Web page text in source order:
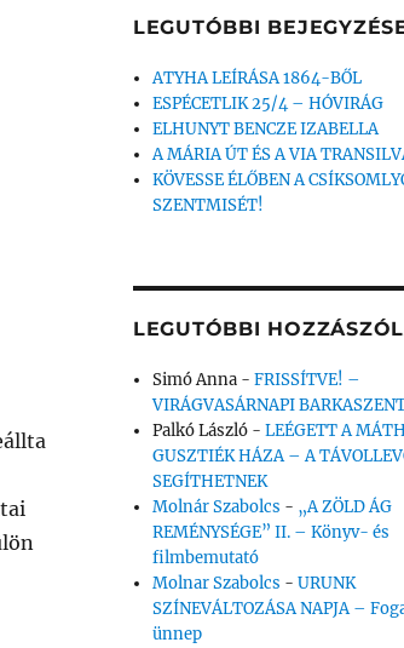
LEGUTÓBBI
ATYHA LEÍRÁSA 1864-BŐL
ESPÉCETLIK 25/4 – HÓVIRÁG
ELHUNYT BENCZE IZABELLA
A MÁRIA ÚT ÉS A VIA
KÖVESSE ÉLŐBEN A
SZENTMISÉT!
LEGUTÓBBI
Simó Anna -FRISSÍTVE! –
VIRÁGVASÁRNAPI
Palkó László -LEÉGETT A
GUSZTIÉK HÁZA – A
SEGÍTHETNEK
Molnár Szabolcs - „A ZÖLD ÁG
REMÉNYSÉGE” II. – Könyv- és
filmbemutató
Molnar Szabolcs -URUNK
SZÍNEVÁLTOZÁSA NAPJA –
ünnep